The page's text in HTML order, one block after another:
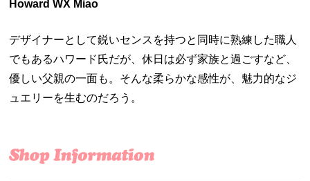
Howard WX Miao
デザイナーとして鋭いセンスを持つと同時に熟練した職人
でもあるハワード氏だが、休日は必ず家族と過ごすなど、
優しい父親の一面も。そんな柔らかな感性が、魅力的なジ
ュエリーを生むのだろう。